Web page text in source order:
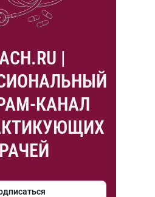
|
КАНАЛ